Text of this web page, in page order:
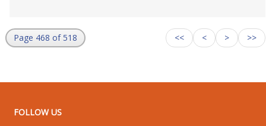
Page 468 of 518 << < > >>
FOLLOW US